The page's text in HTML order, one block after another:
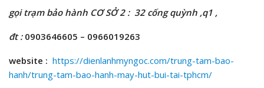
gọitrạm bảo hành CƠ SỞ 2 : 32 cống quỳnh ,q1 ,
đt : 0903646605 – 0966019263
website : https://dienlanhmyngoc.com/trung-tam-bao-
hanh/trung-tam-bao-hanh-may-hut-bui-tai-tphcm/